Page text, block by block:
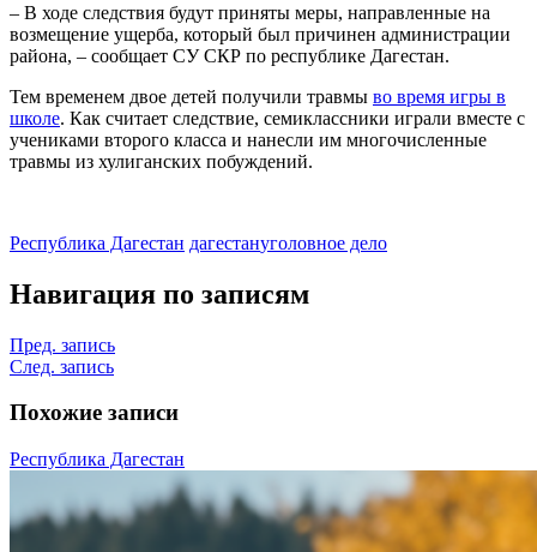
– В ходе следствия будут приняты меры, направленные на
возмещение ущерба, который был причинен администрации
района, – сообщает СУ СКР по республике Дагестан.
Тем временем двое детей получили травмы во время игры в
школе. Как считает следствие, семиклассники играли вместе с
учениками второго класса и нанесли им многочисленные
травмы из хулиганских побуждений.
Республика Дагестан дагестануголовное дело
Навигация по записям
Пред. запись
След. запись
Похожие записи
Республика Дагестан